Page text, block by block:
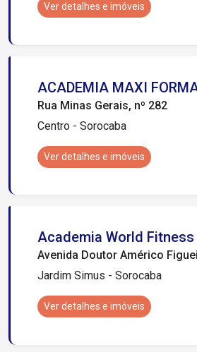
Ver detalhes e imóveis
ACADEMIA MAXI
Rua Minas Gerais, nº 282
Centro - Sorocaba
Ver detalhes e imóveis
Academia World Fitness
Avenida Doutor Américo
Jardim Simus - Sorocaba
Ver detalhes e imóveis